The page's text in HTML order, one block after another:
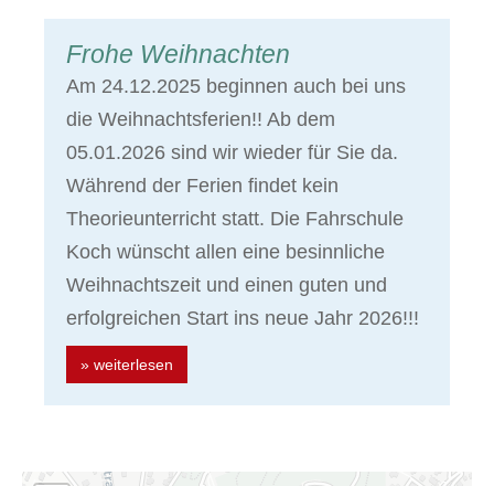
Frohe Weihnachten
Am 24.12.2025 beginnen auch bei uns
die Weihnachtsferien!! Ab dem
05.01.2026 sind wir wieder für Sie da.
Während der Ferien findet kein
Theorieunterricht statt. Die Fahrschule
Koch wünscht allen eine besinnliche
Weihnachtszeit und einen guten und
erfolgreichen Start ins neue Jahr 2026!!!
» weiterlesen